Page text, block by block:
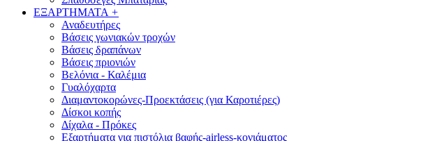
ΕΞΑΡΤΗΜΑΤΑ +
Αναδευτήρες
Βάσεις γωνιακών τροχών
Βάσεις δραπάνων
Βάσεις πριονιών
Βελόνια - Καλέμια
Γυαλόχαρτα
Διαμαντοκορώνες-Προεκτάσεις (για Καροτιέρες)
Δίσκοι κοπής
Δίχαλα - Πρόκες
Εξαρτήματα για πιστόλια βαφής-airless-κονιάματος